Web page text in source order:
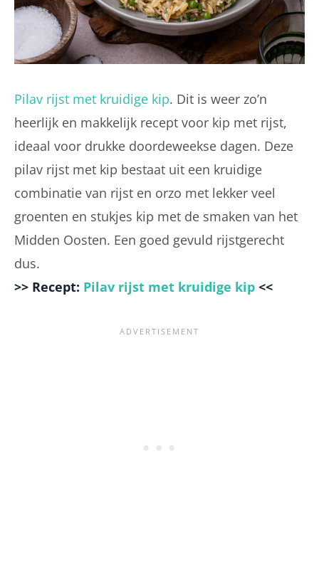
Pilav rijst met kruidige kip. Dit is weer zo’n
heerlijk en makkelijk recept voor kip met rijst,
ideaal voor drukke doordeweekse dagen. Deze
pilav rijst met kip bestaat uit een kruidige
combinatie van rijst en orzo met lekker veel
groenten en stukjes kip met de smaken van het
Midden Oosten. Een goed gevuld rijstgerecht
dus.
>> Recept: Pilav rijst met kruidige kip <<